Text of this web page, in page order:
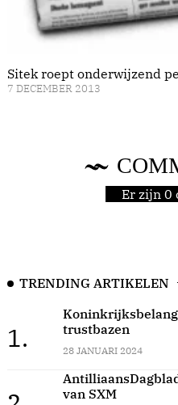
Sitek roept onderwijzend
7 DECEMBER 2013
Er zijn 0
TRENDING ARTIKELEN
1.
trustbazen
28 JANUARI 2024
van SXM